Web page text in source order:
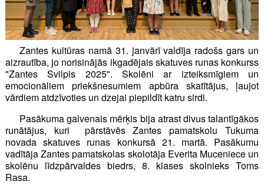
Zantes kultūras namā 31. janvārī valdīja radošs gars un
aizrautība, jo norisinājās ikgadējais skatuves runas konkurss
"Zantes Svilpis 2025". Skolēni ar izteiksmīgiem un
emocionāliem priekšnesumiem apbūra skatītājus, ļaujot
vārdiem atdzīvoties un dzejai piepildīt katru sirdi.
Pasākuma galvenais mērķis bija atrast divus talantīgākos
runātājus, kuri pārstāvēs Zantes pamatskolu Tukuma
novada skatuves runas konkursā 21. martā. Pasākumu
vadītāja Zantes pamatskolas skolotāja Everita Muceniece un
skolēnu līdzpārvaldes biedrs, 8. klases skolnieks Toms
Rasa.